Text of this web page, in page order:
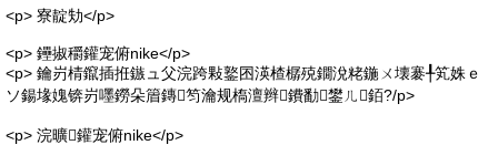
<p> 寮靛劮</p>
<p> 鑸掓穱鑵宠俯nike</p>
<p> 鑰岃棈鑹插拰鏃ュ父浣跨敤鐜囨渶楂樼殑鐗涗粩鍦ㄨ壊褰╀笂姝ｅ
ソ鍚堟媿锛岃嚜鐒朵篃鏄笉瀹规槗澶辫鐨勫鐢ㄦ銆?/p>
<p> 浣曠鑵宠俯nike</p>